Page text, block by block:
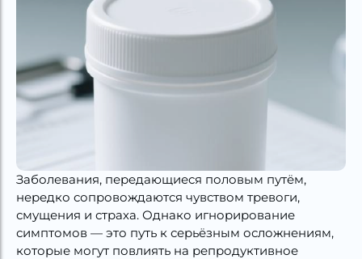
Заболевания, передающиеся половым путём,
нередко сопровождаются чувством тревоги,
смущения и страха. Однако игнорирование
симптомов — это путь к серьёзным осложнениям,
которые могут повлиять на репродуктивное